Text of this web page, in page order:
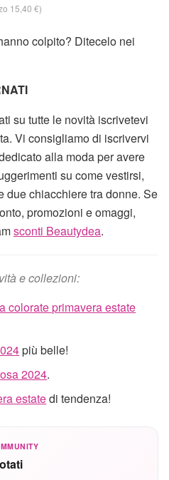
15,40 €)
colpito? Ditecelo nei
su tutte le novità iscrivetevi
Vi consigliamo di iscrivervi
alla moda per avere
su come vestirsi,
due chiacchiere tra donne. Se
promozioni e omaggi,
sconti Beautydea.
e collezioni:
colorate primavera estate
più belle!
2024.
estatedi tendenza!